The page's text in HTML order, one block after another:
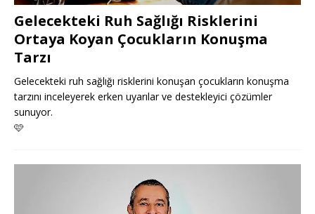
Gelecekteki Ruh Sağlığı Risklerini
Ortaya Koyan Çocukların Konuşma
Tarzı
Gelecekteki ruh sağlığı risklerini konuşan çocukların konuşma
tarzını inceleyerek erken uyarılar ve destekleyici çözümler
sunuyor.
🩷